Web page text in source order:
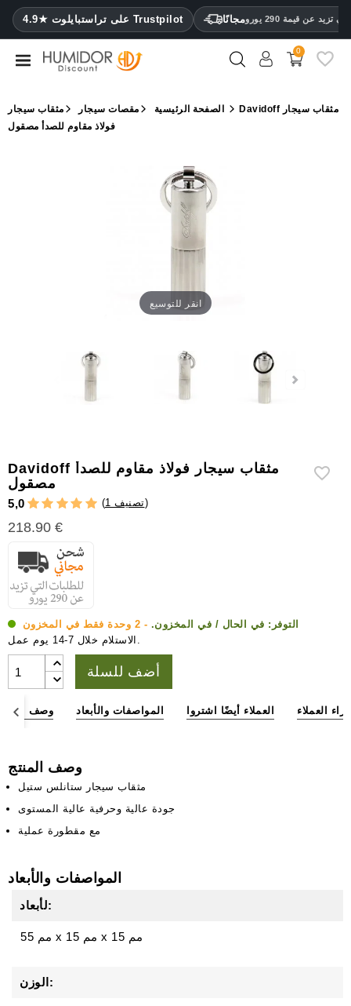
4.9★ على تراستبايلوت Trustpilot مجانًا عن قيمة 290 يورو CATEGORY
مرطب
خزائن
ترطيب
0
الصفحة الرئيسية مقصات سيجار مثقاب سيجار
Davidoff مثقاب سيجار
فولاذ مقاوم للصدأ مصقول
انقر للتوسيع
Davidoff مثقاب سيجار فولاذ مقاوم للصدأ
مصقول
5,0 ( 1 تصنيف)
218.90 €
التوفر: في الحال / في المخزون. - 2 وحدة فقط في المخزون
الاستلام خلال 7-14 يوم عمل.
أضف للسلة
وصف المواصفات والأبعاد العملاء أيضًا اشتروا آراء العملاء
وصف المنتج
مثقاب سيجار ستانلس ستيل
جودة عالية وحرفية عالية المستوى
مع مقطورة عملية
المواصفات والأبعاد
لأبعاد:
55 مم x 15 مم x 15 مم
الوزن: